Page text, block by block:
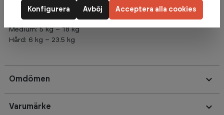
Motstånd ExerTube:
Lätt: 3.5 kg – 14 kg
Medium: 5 kg – 18 kg
Hård: 6 kg – 23.5 kg
Omdömen
Varumärke
Avböj
Konfigurera Acceptera alla cookies